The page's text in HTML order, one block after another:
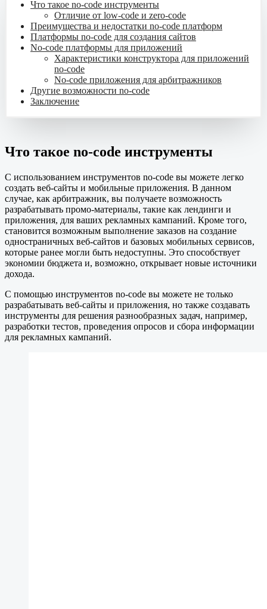
Что такое no-code инструменты
Отличие от low-code и zero-code
Преимущества и недостатки no-code платформ
Платформы no-code для создания сайтов
No-code платформы для приложений
Характеристики конструктора для приложений
no-code
No-code приложения для арбитражников
Другие возможности no-code
Заключение
Что такое no-code инструменты
С использованием инструментов no-code вы можете легко
создать веб-сайты и мобильные приложения. В данном
случае, как арбитражник, вы получаете возможность
разрабатывать промо-материалы, такие как лендинги и
приложения, для ваших рекламных кампаний. Кроме того,
становится возможным выполнение заказов на создание
одностраничных веб-сайтов и базовых мобильных сервисов,
которые ранее могли быть недоступны. Это способствует
экономии бюджета и, возможно, открывает новые источники
дохода.
С помощью инструментов no-code вы можете не только
разрабатывать веб-сайты и приложения, но также создавать
инструменты для решения разнообразных задач, например,
разработки тестов, проведения опросов и сбора информации
для рекламных кампаний.